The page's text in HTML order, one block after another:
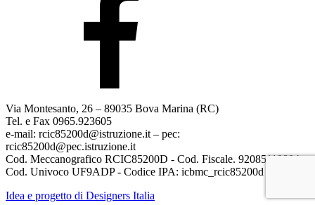
Via Montesanto, 26 – 89035 Bova Marina (RC)
Tel. e Fax 0965.923605
e-mail: rcic85200d@istruzione.it – pec:
rcic85200d@pec.istruzione.it
Cod. Meccanografico RCIC85200D - Cod. Fiscale. 92085110804
Cod. Univoco UF9ADP - Codice IPA: icbmc_rcic85200d
Idea e progetto di Designers Italia